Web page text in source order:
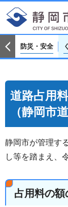
防災・安全
道路占用
（静岡市
静岡市が管理す
し等を踏まえ、
占用料の額